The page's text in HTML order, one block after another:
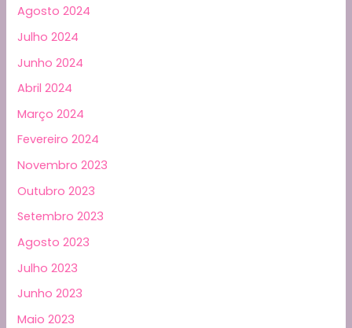
Agosto 2024
Julho 2024
Junho 2024
Abril 2024
Março 2024
Fevereiro 2024
Novembro 2023
Outubro 2023
Setembro 2023
Agosto 2023
Julho 2023
Junho 2023
Maio 2023